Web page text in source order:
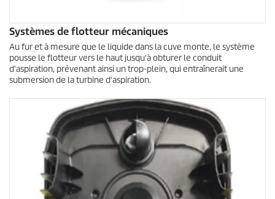
Systèmes de flotteur mécaniques
Au fur et à mesure que le liquide dans la cuve monte, le système
pousse le flotteur vers le haut jusqu'à obturer le conduit
d'aspiration, prévenant ainsi un trop-plein, qui entraînerait une
submersion de la turbine d'aspiration.